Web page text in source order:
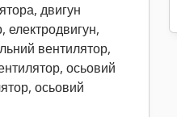
двигун
електродвигун,
вентилятор,
осьовий
осьовий